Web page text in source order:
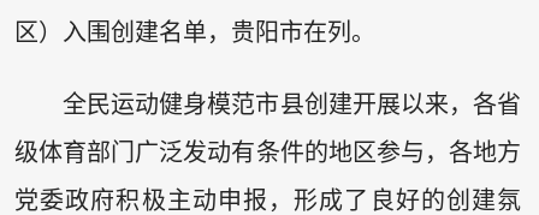
区）入围创建名单，贵阳市在列。
全民运动健身模范市县创建开展以来，各省
级体育部门广泛发动有条件的地区参与，各地方
党委政府积极主动申报，形成了良好的创建氛